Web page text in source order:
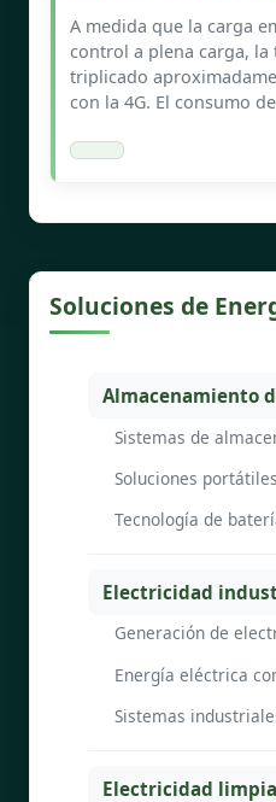
A medida que la carga
control a plena carga, la
triplicado
con la 4G. El consumo
Soluciones de
Almacenamiento
Sistemas de
Soluciones portátiles
Tecnología de
Electricidad
Generación de
Energía eléctrica
Sistemas
Electricidad limpia